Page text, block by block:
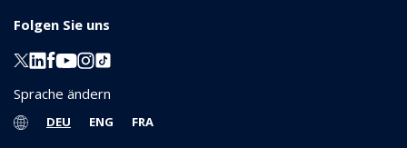
Folgen Sie uns
Sprache ändern
DEU ENG FRA